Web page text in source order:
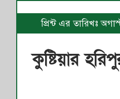
প্রিন্ট এর তারিখঃ
কুষ্টিয়ার